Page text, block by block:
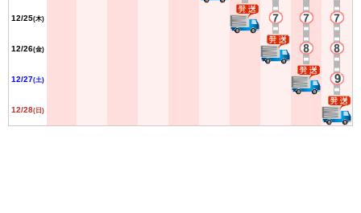
12/25(木)
12/26(金)
12/27(土)
12/28(日)